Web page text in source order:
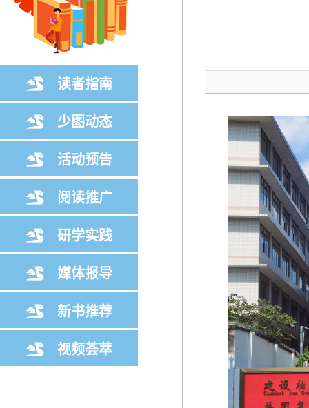
读者指南
少图动态
活动预告
阅读推广
研学实践
媒体报导
新书推荐
视频荟萃